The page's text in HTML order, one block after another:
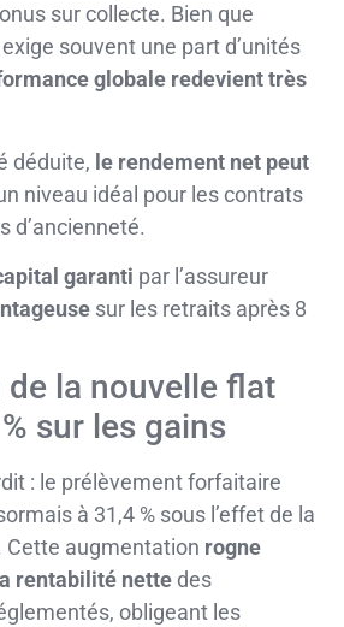
sur collecte. Bien que
exige souvent une part d’unités
globale redevient très
déduite, le rendement net peut
niveau idéal pour les contrats
d’ancienneté.
garanti par l’assureur
sur les retraits après 8
la nouvelle flat
sur les gains
: le prélèvement forfaitaire
à 31,4 % sous l’effet de la
Cette augmentation rogne
rentabilité nette des
obligeant les